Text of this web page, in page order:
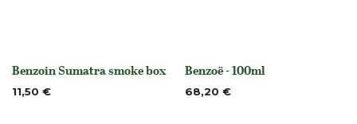
None
Benzoin Sumatra smoke box
11,50 € None
Benzoë - 100ml
68,20 €